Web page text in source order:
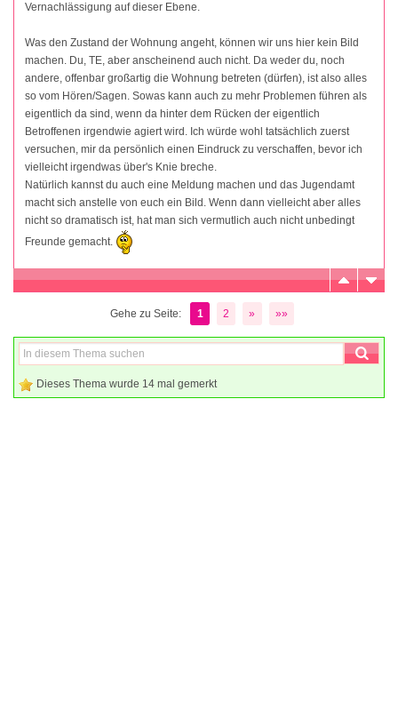
Vernachlässigung auf dieser Ebene.
Was den Zustand der Wohnung angeht, können wir uns hier kein Bild
machen. Du, TE, aber anscheinend auch nicht. Da weder du, noch
andere, offenbar großartig die Wohnung betreten (dürfen), ist also alles
so vom Hören/Sagen. Sowas kann auch zu mehr Problemen führen als
eigentlich da sind, wenn da hinter dem Rücken der eigentlich
Betroffenen irgendwie agiert wird. Ich würde wohl tatsächlich zuerst
versuchen, mir da persönlich einen Eindruck zu verschaffen, bevor ich
vielleicht irgendwas über's Knie breche.
Natürlich kannst du auch eine Meldung machen und das Jugendamt
macht sich anstelle von euch ein Bild. Wenn dann vielleicht aber alles
nicht so dramatisch ist, hat man sich vermutlich auch nicht unbedingt
Freunde gemacht.
Gehe zu Seite: 1 2 » »»
Dieses Thema wurde 14 mal gemerkt